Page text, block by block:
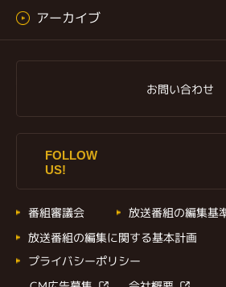
アーカイブ
お問い合わせ
FOLLOW
US!
番組審議会 放送番組の編集基
放送番組の編集に関する基本計画
プライバシーポリシー